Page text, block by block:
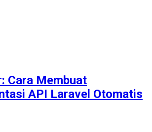
Cara Membuat
API Laravel Otomatis